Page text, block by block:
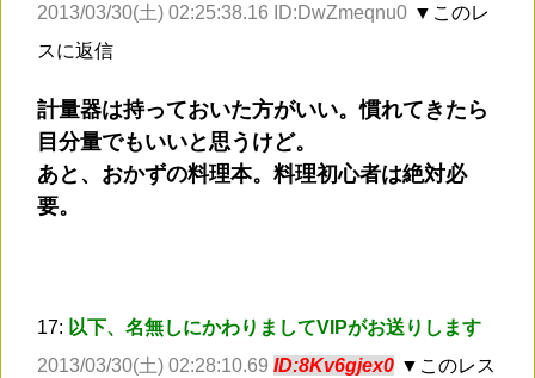
2013/03/30(土) 02:25:38.16 ID:DwZmeqnu0 ▼このレ
スに返信
計量器は持っておいた方がいい。慣れてきたら
目分量でもいいと思うけど。
あと、おかずの料理本。料理初心者は絶対必
要。
17: 以下、名無しにかわりましてVIPがお送りします
2013/03/30(土) 02:28:10.69 ID:8Kv6gjex0 ▼このレス